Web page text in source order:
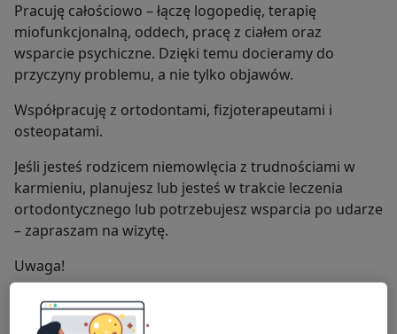
Pracuję całościowo – łączę logopedię, terapię
miofunkcjonalną, oddech, pracę z ciałem oraz
wsparcie psychiczne. Dzięki temu docieramy do
przyczyny problemu, a nie tylko objawów.
Współpracuję z ortodontami, fizjoterapeutami i
osteopatami.
Jeśli jesteś rodzicem niemowlęcia z trudnościami w
karmieniu, planujesz lub jesteś w trakcie leczenia
ortodontycznego lub potrzebujesz wsparcia po udarze
– zapraszam na wizytę.
Uwaga!
Terapia obejmuje nie tylko ćwiczenia, ale również
regulację układu nerwowego,